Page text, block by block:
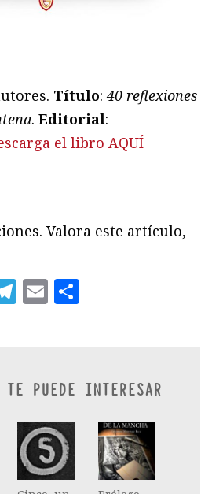
Título:40 reflexiones
. Editorial:
el libro AQUÍ
Valora este artículo,
Telegram
Email
TE PUEDE INTERESAR